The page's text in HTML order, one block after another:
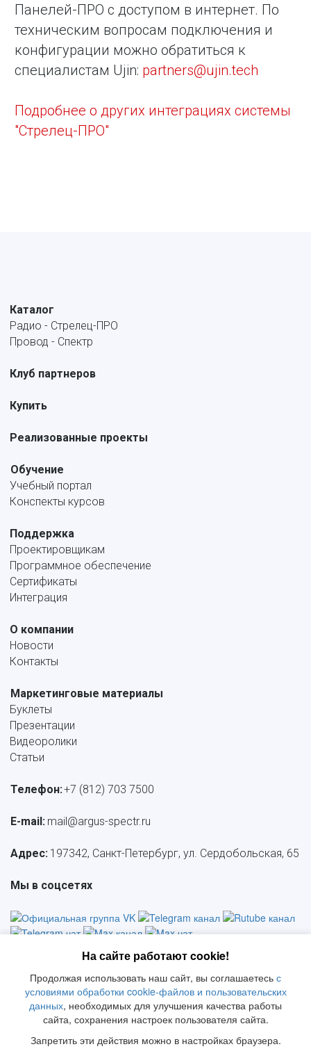
Панелей-ПРО с доступом в интернет. По
техническим вопросам подключения и
конфигурации можно обратиться к
специалистам Ujin: partners@ujin.tech
Подробнее о других интеграциях системы
"Стрелец-ПРО"
Каталог
Радио - Стрелец-ПРО
Провод - Спектр
Клуб партнеров
Купить
Реализованные проекты
Обучение
Учебный портал
Конспекты курсов
Поддержка
Проектировщикам
Программное обеспечение
Сертификаты
Интеграция
О компании
Новости
Контакты
Маркетинговые материалы
Буклеты
Презентации
Видеоролики
Статьи
Телефон:+7 (812) 703 7500
E-mail: mail@argus-spectr.ru
Адрес: 197342, Санкт-Петербург, ул. Сердобольская, 65
Мы в соцсетях
Политика конфиденциальности
     |
СОУТ
     |
Политика
обработки ПД
     |
Политика качества
     |
Положение о куки
© 2026 АРГУС-СПЕКТР
На сайте работают cookie!
Продолжая использовать наш сайт, вы соглашаетесь с
условиями обработки cookie-файлов и пользовательских
данных, необходимых для улучшения качества работы
сайта, сохранения настроек пользователя сайта.
Запретить эти действия можно в настройках браузера.